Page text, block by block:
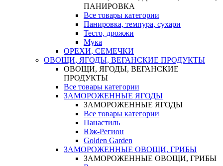
ПАНИРОВКА
Все товары категории
Панировка, темпура, сухари
Тесто, дрожжи
Мука
ОРЕХИ, СЕМЕЧКИ
ОВОЩИ, ЯГОДЫ, ВЕГАНСКИЕ ПРОДУКТЫ
ОВОЩИ, ЯГОДЫ, ВЕГАНСКИЕ
ПРОДУКТЫ
Все товары категории
ЗАМОРОЖЕННЫЕ ЯГОДЫ
ЗАМОРОЖЕННЫЕ ЯГОДЫ
Все товары категории
Панастиль
Юж-Регион
Golden Garden
ЗАМОРОЖЕННЫЕ ОВОЩИ, ГРИБЫ
ЗАМОРОЖЕННЫЕ ОВОЩИ, ГРИБЫ